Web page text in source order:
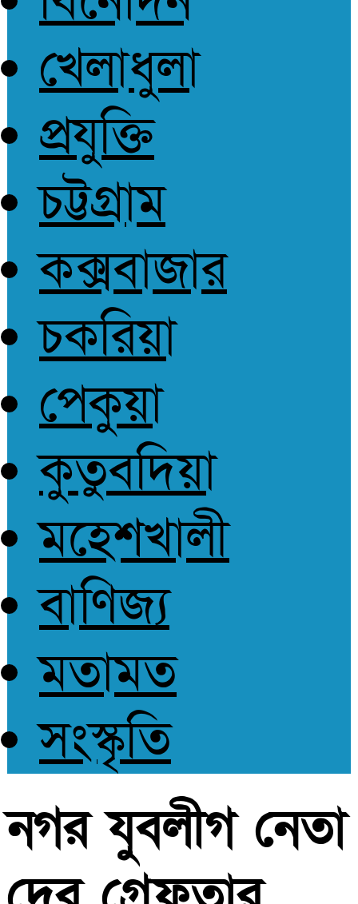
খেলাধুলা
প্রযুক্তি
চট্টগ্রাম
কক্সবাজার
চকরিয়া
পেকুয়া
কুতুবদিয়া
মহেশখালী
বাণিজ্য
মতামত
সংস্কৃতি
নগর যুবলীগ নেতা